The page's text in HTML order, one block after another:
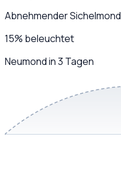
Abnehmender Sichelmond
15% beleuchtet
Neumond in 3 Tagen